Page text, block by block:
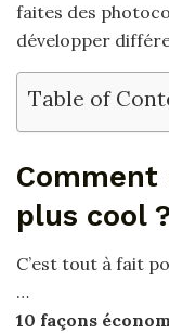
faites des
développer
Table of
plus cool ?
C’est tout à fait
…
10 façons